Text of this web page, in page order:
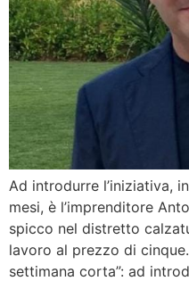
Ad introdurre l’iniziativa,
mesi, è l’imprenditore
spicco nel distretto
lavoro al prezzo di
settimana corta”: ad